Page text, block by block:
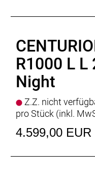
R1000 L
Night
Z.Z. nicht
pro Stück (inkl.
4.599,00 EUR